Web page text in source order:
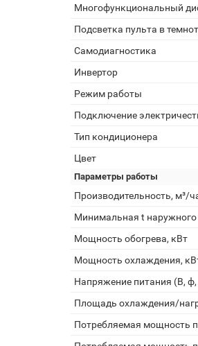
Многофункциональный
Подсветка пульта в
Самодиагностика
Инвертор
Режим работы
Подключение
Тип кондиционера
Цвет
Параметры работы
Производительность, м³/
Минимальная t наружного
Мощность обогрева, кВт
Мощность охлаждения,
Напряжение питания (В, ф,
Площадь охлаждения/
Потребляемая мощность